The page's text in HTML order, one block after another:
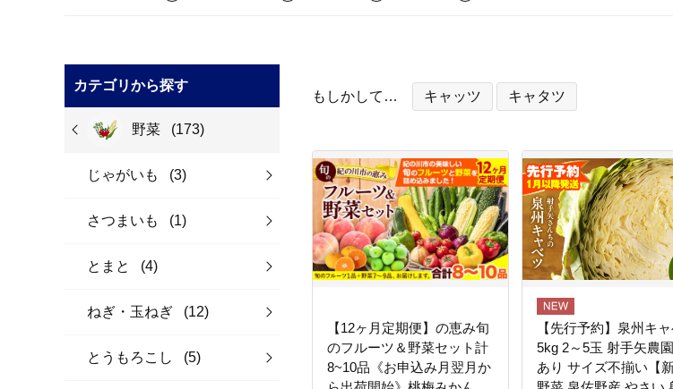
カテゴリから探す
野菜 (173)
じゃがいも (3)
さつまいも (1)
とまと (4)
ねぎ・玉ねぎ (12)
とうもろこし (5)
もしかして… キャッツ キャタツ
【12ヶ月定期便】の恵み旬
のフルーツ＆野菜セット計
8~10品《お申込み月翌月か
【先行予約】泉州キ
5kg 2～5玉 射手矢農
あり サイズ不揃い【